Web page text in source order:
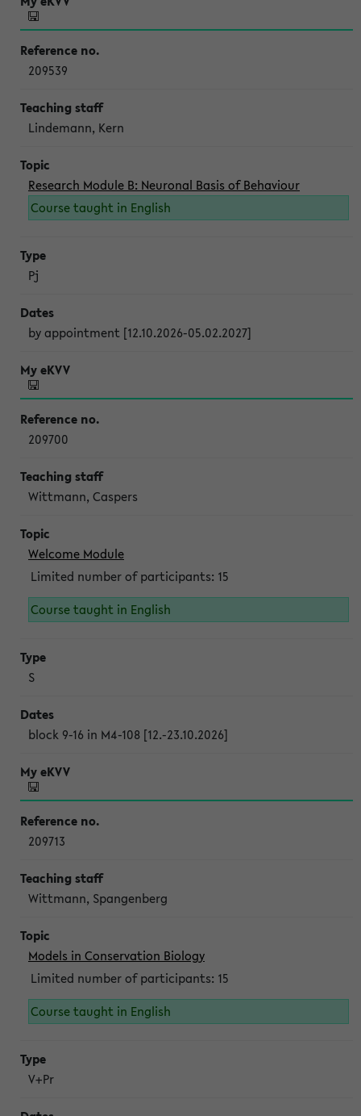
209539
Lindemann, Kern
Research Module B: Neuronal Basis of Behaviour
Course taught in English
Pj
by appointment [12.10.2026-05.02.2027]
209700
Wittmann, Caspers
Welcome Module
Limited number of participants: 15
Course taught in English
S
block 9-16 in M4-108 [12.-23.10.2026]
209713
Wittmann, Spangenberg
Models in Conservation Biology
Limited number of participants: 15
Course taught in English
V+Pr